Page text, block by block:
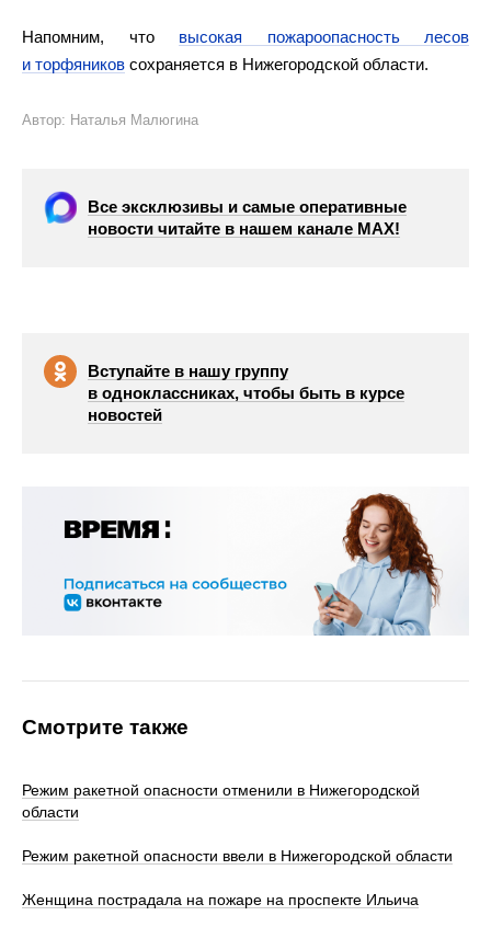
Напомним, что высокая пожароопасность лесов
и торфяников сохраняется в Нижегородской области.
Автор: Наталья Малюгина
Все эксклюзивы и самые оперативные
новости читайте в нашем канале МАХ!
Вступайте в нашу группу
в одноклассниках, чтобы быть в курсе
новостей
Смотрите также
Режим ракетной опасности отменили в Нижегородской
области
Режим ракетной опасности ввели в Нижегородской области
Женщина пострадала на пожаре на проспекте Ильича